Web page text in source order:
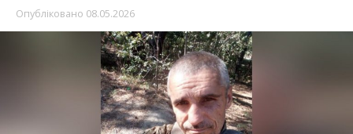
Опубліковано 08.05.2026